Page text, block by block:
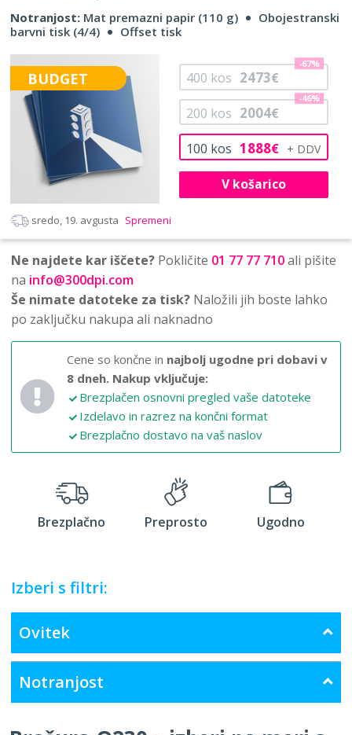
Notranjost: Mat premazni papir (110 g)
Obojestranski
barvni tisk (4/4)
Offset tisk
BUDGET
100 kos 1888€
200 kos 2004€
-46%
400 kos 2473€
-67%
V košarico
sredo, 19. avgusta Spremeni
Ne najdete kar iščete? Pokličite 01 77 77 710ali pišite
na info@300dpi.com
Še nimate datoteke za tisk? Naložili jih boste lahko
po zaključku nakupa ali naknadno
Cene so končne in najbolj ugodne pri dobavi v
8 dneh. Nakup vključuje:
Brezplačen osnovni pregled vaše datoteke
Izdelavo in razrez na končni format
Brezplačno dostavo na vaš naslov
Brezplačno Preprosto Ugodno
Izberi s filtri:
Ovitek
Notranjost